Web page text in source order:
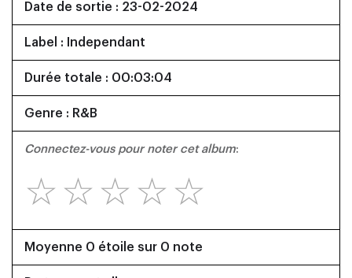
Date de sortie : 23-02-2024
Label : Independant
Durée totale : 00:03:04
Genre : R&B
Connectez-vous pour noter cet album:
☆
☆
☆
☆
☆
Moyenne 0 étoile sur 0 note